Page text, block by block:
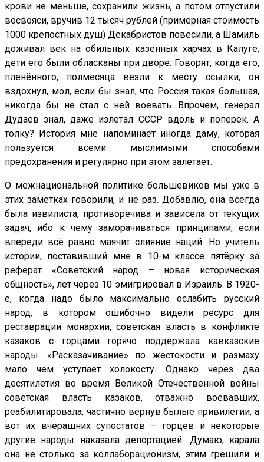
крови не меньше, сохранили жизнь, а потом отпустили
восвояси, вручив 12 тысяч рублей (примерная стоимость
1000 крепостных душ) Декабристов повесили, а Шамиль
доживал век на обильных казённых харчах в Калуге,
дети его были обласканы при дворе. Говорят, когда его,
пленённого, полмесяца везли к месту ссылки, он
вздохнул, мол, если бы знал, что Россия такая большая,
никогда бы не стал с ней воевать. Впрочем, генерал
Дудаев знал, даже излетал СССР вдоль и поперёк. А
толку? История мне напоминает иногда даму, которая
пользуется всеми мыслимыми способами
предохранения и регулярно при этом залетает.
О межнациональной политике большевиков мы уже в
этих заметках говорили, и не раз. Добавлю, она всегда
была извилиста, противоречива и зависела от текущих
задач, ибо к чему заморачиваться принципами, если
впереди всё равно маячит слияние наций. Но учитель
истории, поставивший мне в 10-м классе пятёрку за
реферат «Советский народ – новая историческая
общность», лет через 10 эмигрировал в Израиль. В 1920-
е, когда надо было максимально ослабить русский
народ, в котором ошибочно видели ресурс для
реставрации монархии, советская власть в конфликте
казаков с горцами горячо поддержала кавказские
народы. «Расказачивание» по жестокости и размаху
мало чем уступает холокосту. Однако через два
десятилетия во время Великой Отечественной войны
советская власть казаков, отважно воевавших,
реабилитировала, частично вернув былые привилегии, а
вот их вчерашних супостатов – горцев и некоторые
другие народы наказала депортацией. Думаю, карала
она не столько за коллаборационизм, этим грешили и